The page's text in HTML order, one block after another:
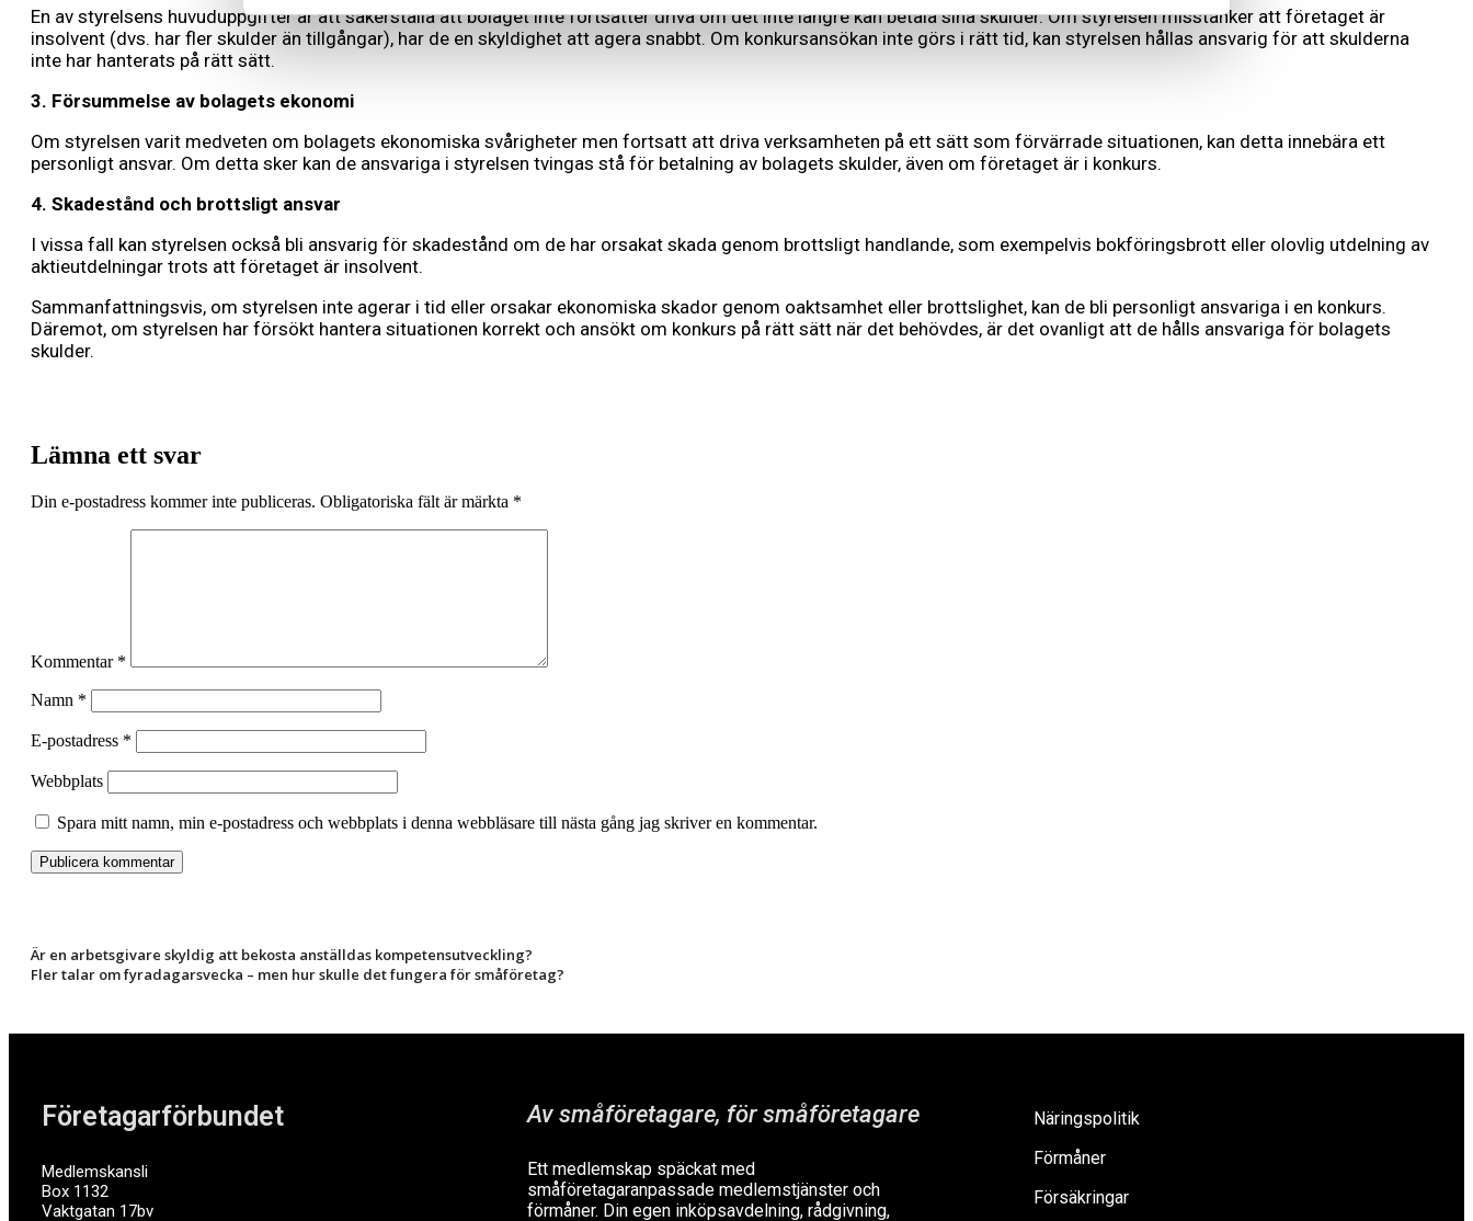
En av styrelsens huvuduppgifter är att säkerställa att bolaget inte fortsätter driva om det inte längre kan betala sina skulder. Om styrelsen misstänker att företaget är
insolvent (dvs. har fler skulder än tillgångar), har de en skyldighet att agera snabbt. Om konkursansökan inte görs i rätt tid, kan styrelsen hållas ansvarig för att skulderna
inte har hanterats på rätt sätt.
3. Försummelse av bolagets ekonomi
Om styrelsen varit medveten om bolagets ekonomiska svårigheter men fortsatt att driva verksamheten på ett sätt som förvärrade situationen, kan detta innebära ett
personligt ansvar. Om detta sker kan de ansvariga i styrelsen tvingas stå för betalning av bolagets skulder, även om företaget är i konkurs.
4. Skadestånd och brottsligt ansvar
I vissa fall kan styrelsen också bli ansvarig för skadestånd om de har orsakat skada genom brottsligt handlande, som exempelvis bokföringsbrott eller olovlig utdelning av
aktieutdelningar trots att företaget är insolvent.
Sammanfattningsvis, om styrelsen inte agerar i tid eller orsakar ekonomiska skador genom oaktsamhet eller brottslighet, kan de bli personligt ansvariga i en konkurs.
Däremot, om styrelsen har försökt hantera situationen korrekt och ansökt om konkurs på rätt sätt när det behövdes, är det ovanligt att de hålls ansvariga för bolagets
skulder.
Lämna ett svar
Din e-postadress kommer inte publiceras. Obligatoriska fält är märkta *
Kommentar *
Namn *
E-postadress *
Webbplats
Spara mitt namn, min e-postadress och webbplats i denna webbläsare till nästa gång jag skriver en kommentar.
Är en arbetsgivare skyldig att bekosta anställdas kompetensutveckling?
Fler talar om fyradagarsvecka – men hur skulle det fungera för småföretag?
Företagarförbundet
Medlemskansli
Box 1132
Vaktgatan 17bv
Av småföretagare, för småföretagare
Ett medlemskap späckat med
småföretagaranpassade medlemstjänster och
förmåner. Din egen inköpsavdelning, rådgivning,
Näringspolitik
Förmåner
Försäkringar